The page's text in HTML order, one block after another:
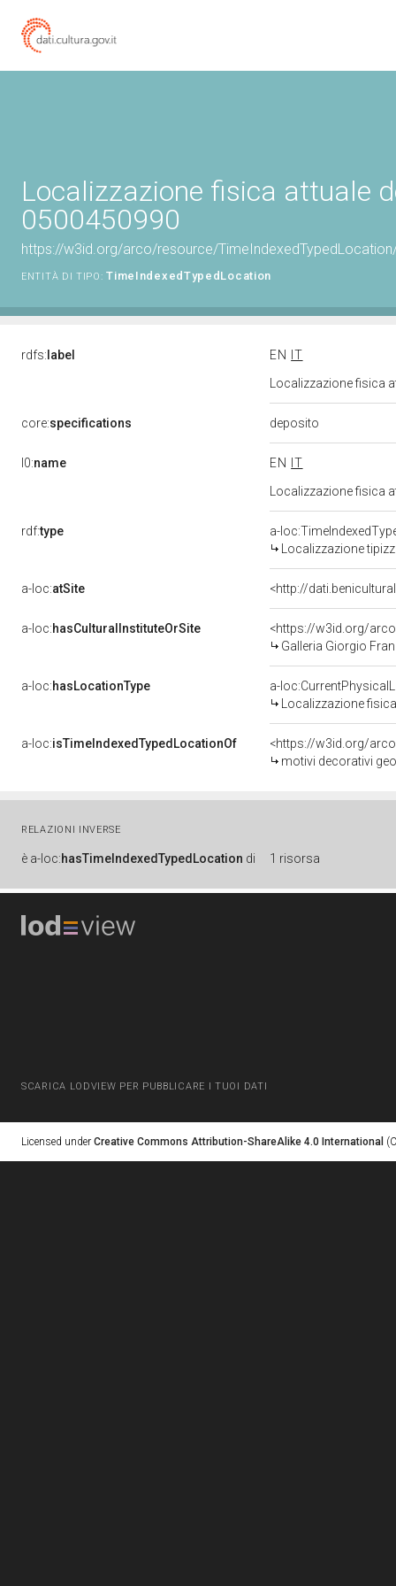
Localizzazione fisica attuale
0500450990
https://w3id.org/arco/resource/
ENTITÀ DI TIPO: TimeIndexedTypedLocation
rdfs: label EN
IT
Localizzazione fisica
core:specifications deposito
l0:name EN
IT
Localizzazione fisica
rdf:type
a-
Localizzazione
a-loc:atSite <http://
a-loc:hasCulturalInstituteOrSite
<https://w3id.org/
Galleria Giorgio
a-loc:hasLocationType
a-
Localizzazione
a-loc:isTimeIndexedTypedLocationOf
<https://w3id.org/
motivi decorativi
RELAZIONI INVERSE
è a-loc:hasTimeIndexedTypedLocation di 1 risorsa
SCARICA LODVIEW PER PUBBLICARE I TUOI DATI
Licensed under Creative Commons Attribution-ShareAlike 4.0 International